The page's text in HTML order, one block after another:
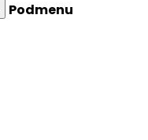
Podmenu